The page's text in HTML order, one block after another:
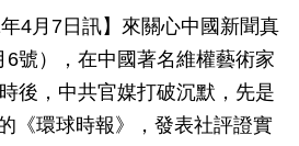
年4月7日訊】來關心中國新聞真
號），在中國著名維權藝術家
後，中共官媒打破沉默，先是
《環球時報》，發表社評證實